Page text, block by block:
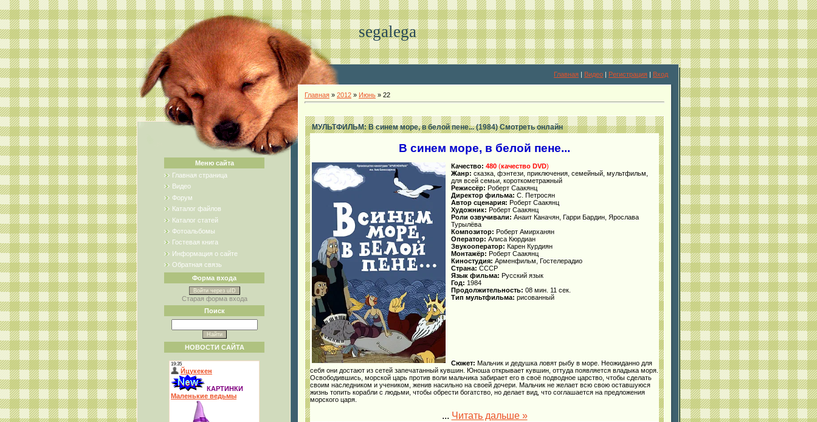
segalega
Главная | Видео | Регистрация | Вход
Меню сайта
Главная страница
Видео
Форум
Каталог файлов
Каталог статей
Фотоальбомы
Гостевая книга
Информация о сайте
Обратная связь
Форма входа
Войти через uID
Старая форма входа
Поиск
НОВОСТИ САЙТА
Главная » 2012 » Июнь » 22
МУЛЬТФИЛЬМ: В синем море, в белой пене... (1984) Смотреть онлайн
В синем море, в белой пене...
Качество: 480 (качество DVD)
Жанр: сказка, фэнтези, приключения, семейный, мультфильм,
для всей семьи, короткометражный
Режиссёр: Роберт Саакянц
Директор фильма: С. Петросян
Автор сценария: Роберт Саакянц
Художник: Роберт Саакянц
Роли озвучивали: Анаит Каначян, Гарри Бардин, Ярослава
Турылёва
Композитор: Роберт Амирханян
Оператор: Алиса Кюрдиан
Звукооператор: Карен Курдиян
Монтажёр: Роберт Саакянц
Киностудия: Арменфильм, Гостелерадио
Страна: СССР
Язык фильма: Русский язык
Год: 1984
Продолжительность: 08 мин. 11 сек.
Тип мультфильма: рисованный
Сюжет: Мальчик и дедушка ловят рыбу в море. Неожиданно для
себя они достают из сетей запечатанный кувшин. Юноша открывает кувшин, оттуда появляется владыка моря.
Освободившись, морской царь против воли мальчика забирает его в своё подводное царство, чтобы сделать
своим наследником и учеником, женив насильно на своей дочери. Мальчик не желает всю свою оставшуюся
жизнь топить корабли с людьми, чтобы обрести богатство, но делает вид, что соглашается на предложения
морского царя.
... Читать дальше »